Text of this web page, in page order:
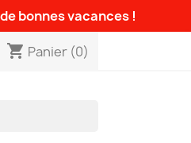
bonnes vacances !
shopping_cart Panier (0)